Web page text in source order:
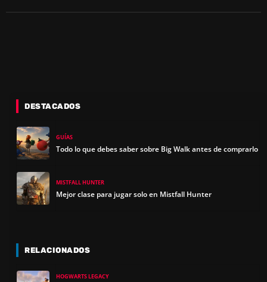
DESTACADOS
GUÍAS
Todo lo que debes saber sobre Big Walk antes de comprarlo
MISTFALL HUNTER
Mejor clase para jugar solo en Mistfall Hunter
RELACIONADOS
HOGWARTS LEGACY